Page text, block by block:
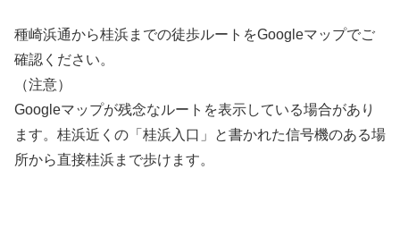
種崎浜通から桂浜までの徒歩ルートをGoogleマップでご
確認ください。
（注意）
Googleマップが残念なルートを表示している場合があり
ます。桂浜近くの「桂浜入口」と書かれた信号機のある場
所から直接桂浜まで歩けます。